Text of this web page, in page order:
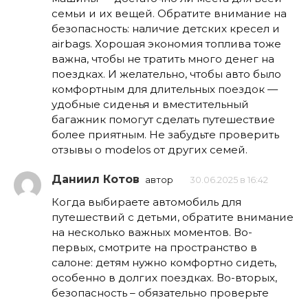
семьи и их вещей. Обратите внимание на
безопасность: наличие детских кресел и
airbags. Хорошая экономия топлива тоже
важна, чтобы не тратить много денег на
поездках. И желательно, чтобы авто было
комфортным для длительных поездок —
удобные сиденья и вместительный
багажник помогут сделать путешествие
более приятным. Не забудьте проверить
отзывы о modelos от других семей.
Даниил Котов автор 30.06.2025 в 16:42
Когда выбираете автомобиль для
путешествий с детьми, обратите внимание
на несколько важных моментов. Во-
первых, смотрите на пространство в
салоне: детям нужно комфортно сидеть,
особенно в долгих поездках. Во-вторых,
безопасность – обязательно проверьте